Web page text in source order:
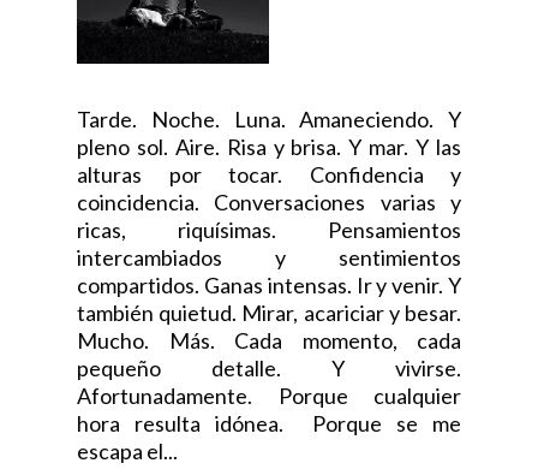
Tarde. Noche. Luna. Amaneciendo. Y
pleno sol. Aire. Risa y brisa. Y mar. Y las
alturas por tocar. Confidencia y
coincidencia. Conversaciones varias y
ricas, riquísimas. Pensamientos
intercambiados y sentimientos
compartidos. Ganas intensas. Ir y venir. Y
también quietud. Mirar, acariciar y besar.
Mucho. Más. Cada momento, cada
pequeño detalle. Y vivirse.
Afortunadamente. Porque cualquier
hora resulta idónea. Porque se me
escapa el...